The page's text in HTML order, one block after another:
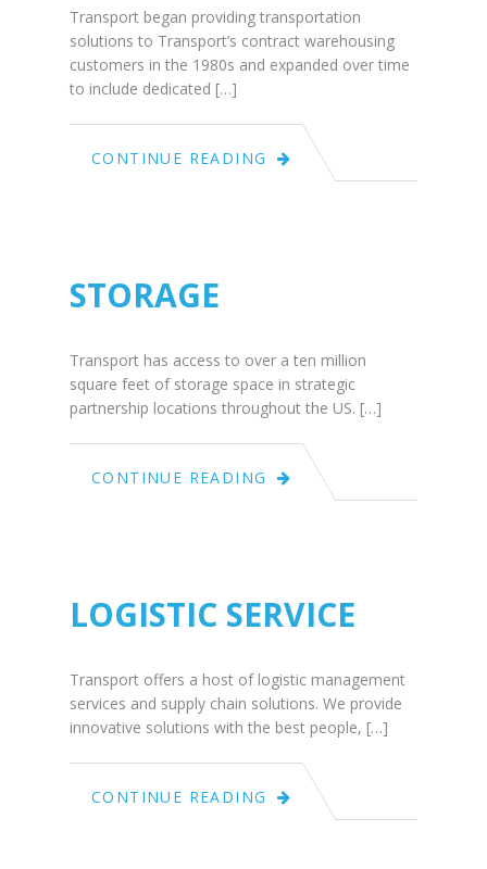
Transport began providing transportation
solutions to Transport’s contract warehousing
customers in the 1980s and expanded over time
to include dedicated […]
CONTINUE READING
June
25
STORAGE
Transport has access to over a ten million
square feet of storage space in strategic
partnership locations throughout the US. […]
CONTINUE READING
June
25
LOGISTIC SERVICE
Transport offers a host of logistic management
services and supply chain solutions. We provide
innovative solutions with the best people, […]
CONTINUE READING
June
25